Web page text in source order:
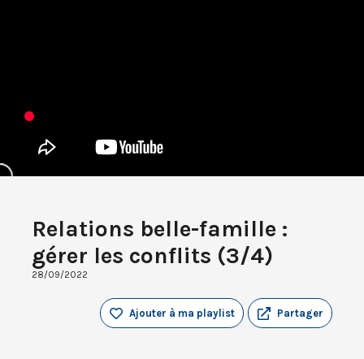
Relations belle-famille :
gérer les conflits (3/4)
28/09/2022
Partager
Ajouter à ma playlist